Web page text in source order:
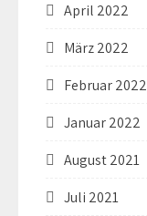
April 2022
März 2022
Februar 2022
Januar 2022
August 2021
Juli 2021